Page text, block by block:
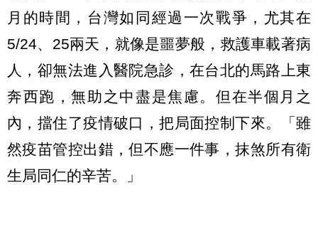
月的時間，台灣如同經過一次戰爭，尤其在
5/24、25兩天，就像是噩夢般，救護車載著病
人，卻無法進入醫院急診，在台北的馬路上東
奔西跑，無助之中盡是焦慮。但在半個月之
內，擋住了疫情破口，把局面控制下來。「雖
然疫苗管控出錯，但不應一件事，抹煞所有衛
生局同仁的辛苦。」